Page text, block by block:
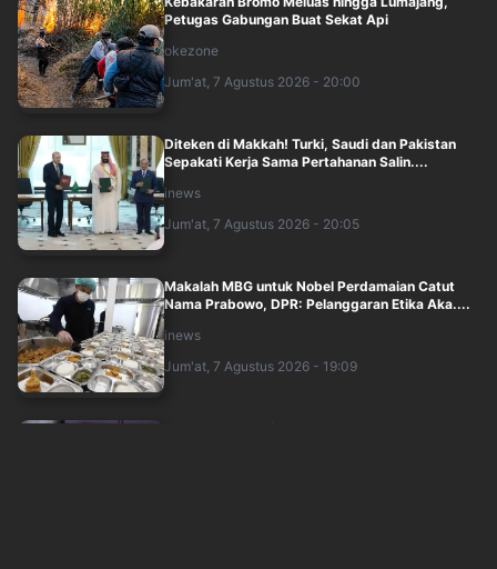
Petugas Gabungan Buat Sekat Api
okezone
Jum'at, 7 Agustus 2026 - 20:00
Diteken di Makkah! Turki, Saudi dan Pakistan
Sepakati Kerja Sama Pertahanan Salin....
inews
Jum'at, 7 Agustus 2026 - 20:05
Makalah MBG untuk Nobel Perdamaian Catut
Nama Prabowo, DPR: Pelanggaran Etika Aka....
inews
Jum'at, 7 Agustus 2026 - 19:09